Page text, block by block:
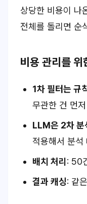
상당한 비용이 나
전체를 돌리면 순
비용 관리를
1차 필터는 규
무관한 건 먼
LLM은 2차 분
적용해서 분석
배치 처리 : 50
결과 캐싱: 같